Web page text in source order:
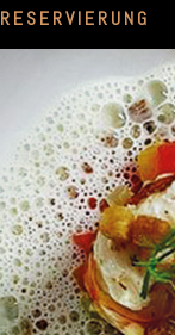
RESERVIERUNG